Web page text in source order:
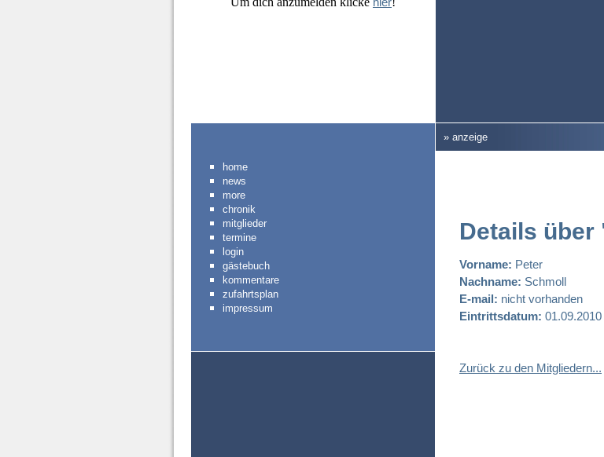
home
news
more
chronik
mitglieder
termine
login
gästebuch
kommentare
zufahrtsplan
impressum
» anzeige
Details
Vorname: Peter
Nachname: Schmoll
E-mail: nicht vorhanden
Eintrittsdatum: 01.09.2010
Zurück zu den Mitgliedern...